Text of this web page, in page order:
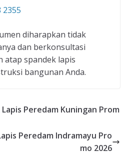
2355
diharapkan tidak
dan berkonsultasi
atap spandek lapis
bangunan Anda.
Peredam Kuningan Prom
Peredam Indramayu Pro
mo 2026